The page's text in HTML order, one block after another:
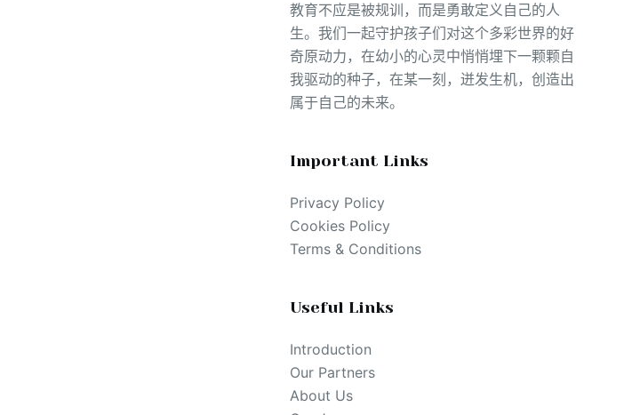
教育不应是被规训，而是勇敢定义自己的人
生。我们一起守护孩子们对这个多彩世界的好
奇原动力，在幼小的心灵中悄悄埋下一颗颗自
我驱动的种子，在某一刻，迸发生机，创造出
属于自己的未来。
Important Links
Privacy Policy
Cookies Policy
Terms & Conditions
Useful Links
Introduction
Our Partners
About Us